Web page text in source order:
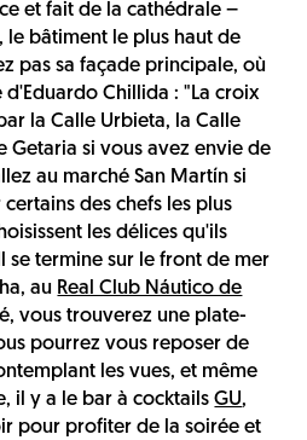
et fait de la cathédrale –
le bâtiment le plus haut de
pas sa façade principale, où
Chillida : "La croix
la Calle Urbieta, la Calle
Getaria si vous avez envie de
au marché San Martín si
des chefs les plus
les délices qu'ils
se termine sur le front de mer
au Real Club Náutico de
vous trouverez une plate-
pourrez vous reposer de
les vues, et même
il y a le bar à cocktailsGU,
pour profiter de la soirée et